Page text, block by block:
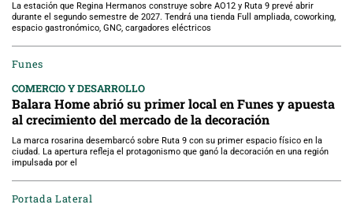
La estación que Regina Hermanos construye sobre AO12 y Ruta 9 prevé abrir
durante el segundo semestre de 2027. Tendrá una tienda Full ampliada, coworking,
espacio gastronómico, GNC, cargadores eléctricos
Funes
COMERCIO Y DESARROLLO
Balara Home abrió su primer local en Funes y apuesta
al crecimiento del mercado de la decoración
La marca rosarina desembarcó sobre Ruta 9 con su primer espacio físico en la
ciudad. La apertura refleja el protagonismo que ganó la decoración en una región
impulsada por el
Portada Lateral